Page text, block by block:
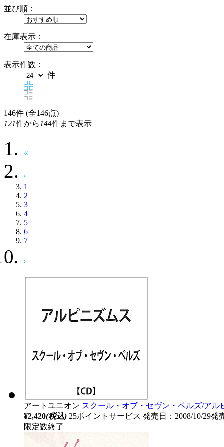
並び順：
在庫表示：
表示件数：
件
146件 (全146点)
121件から 144件まで表示
1
2
3
4
5
6
7
アートユニオン スクール・オブ・セヴン・ベルズ/アル
¥2,420(税込) 25ポイントサービス 発売日：2008/10/29発
限定数終了